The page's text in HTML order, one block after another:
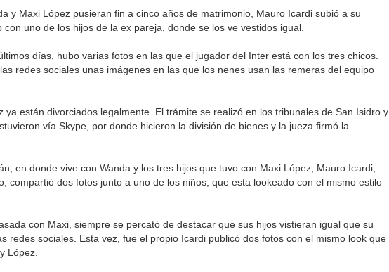
y Maxi López pusieran fin a cinco años de matrimonio, Mauro Icardi subió a su
uno de los hijos de la ex pareja, donde se los ve vestidos igual.
días, hubo varias fotos en las que el jugador del Inter está con los tres chicos.
redes sociales unas imágenes en las que los nenes usan las remeras del equipo
ya están divorciados legalmente. El trámite se realizó en los tribunales de San Isidro y
vía Skype, por donde hicieron la división de bienes y la jueza firmó la
en donde vive con Wanda y los tres hijos que tuvo con Maxi López, Mauro Icardi,
compartió dos fotos junto a uno de los niños, que esta lookeado con el mismo estilo
con Maxi, siempre se percató de destacar que sus hijos vistieran igual que su
redes sociales. Esta vez, fue el propio Icardi publicó dos fotos con el mismo look que
López.